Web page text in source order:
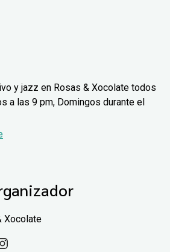
y jazz en Rosas & Xocolate todos
a las 9 pm, Domingos durante el
Xocolate